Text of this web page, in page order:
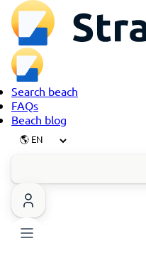
Search beach
FAQs
Beach blog